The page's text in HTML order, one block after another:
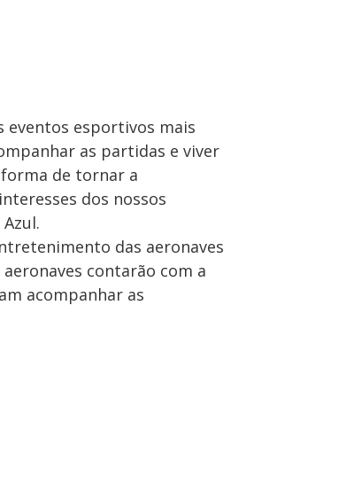
eventos esportivos mais
as partidas e viver
de tornar a
dos nossos
das aeronaves
contarão com a
acompanhar as